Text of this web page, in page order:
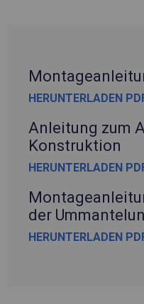
HERUNTERLADEN
Anleitung zum
Konstruktion
HERUNTERLADEN
der
HERUNTERLADEN